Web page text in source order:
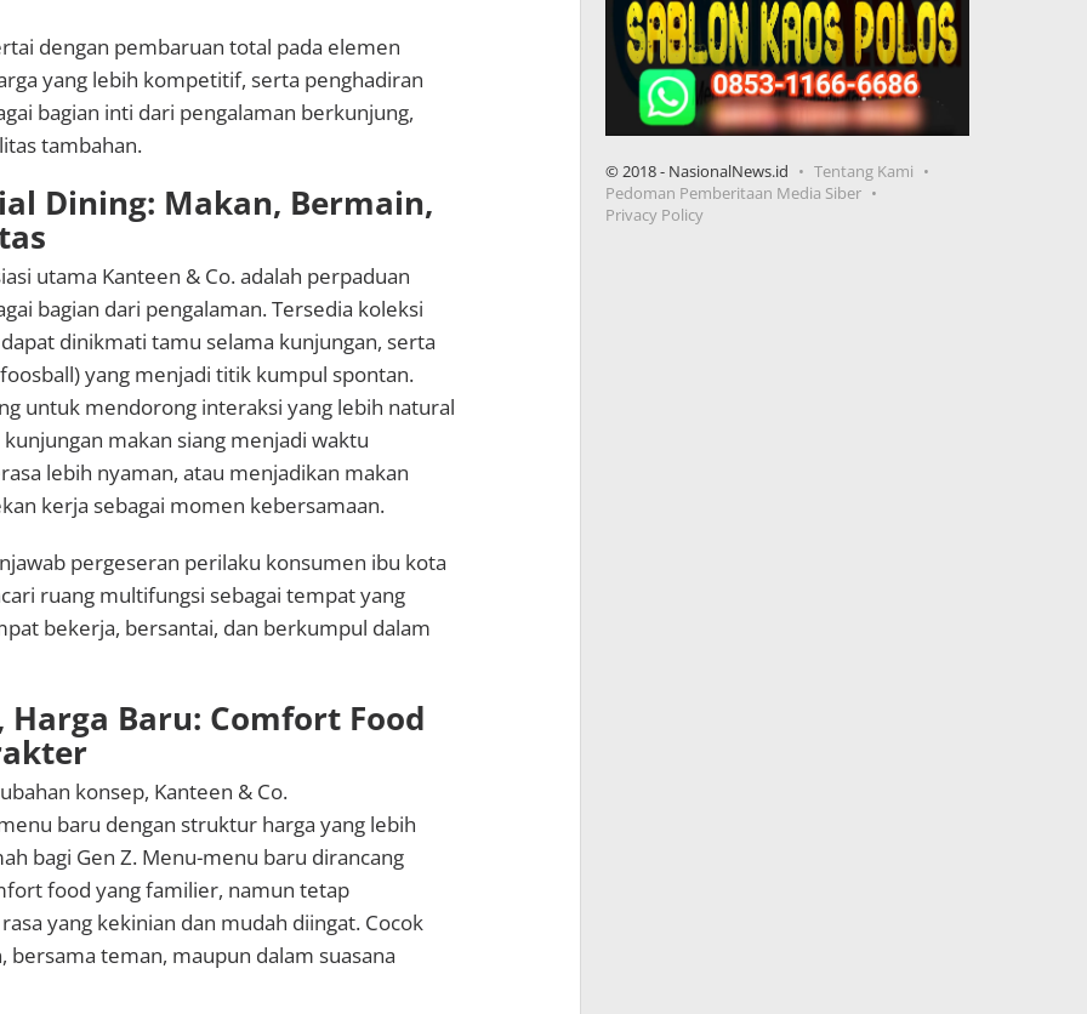
dengan pembaruan total pada elemen
yang lebih kompetitif, serta penghadiran
bagian inti dari pengalaman berkunjung,
tambahan.
Dining: Makan, Bermain,
utama Kanteen & Co. adalah perpaduan
bagian dari pengalaman. Tersedia koleksi
dinikmati tamu selama kunjungan, serta
yang menjadi titik kumpul spontan.
untuk mendorong interaksi yang lebih natural
makan siang menjadi waktu
lebih nyaman, atau menjadikan makan
kerja sebagai momen kebersamaan.
pergeseran perilaku konsumen ibu kota
ruang multifungsi sebagai tempat yang
bekerja, bersantai, dan berkumpul dalam
Harga Baru: Comfort Food
konsep, Kanteen & Co.
baru dengan struktur harga yang lebih
bagi Gen Z. Menu-menu baru dirancang
food yang familier, namun tetap
yang kekinian dan mudah diingat. Cocok
bersama teman, maupun dalam suasana
© 2018 - NasionalNews.id
Tentang Kami
Pedoman Pemberitaan Media Siber
Privacy Policy